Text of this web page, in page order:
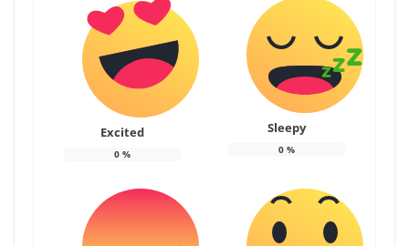
Excited
0%
Sleepy
0 %